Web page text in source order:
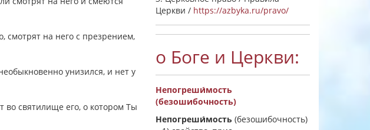
смотрят на него с презрением,
унизился, и нет у
во святилище его, о котором Ты
Церкви / https://azbyka.ru/pravo/
о Боге и Церкви:
Непогреши́мость
(безошибочность)
Непогреши́мость (безошибочность)